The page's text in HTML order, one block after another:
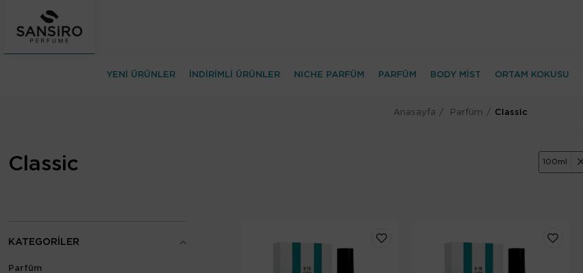
YENİ ÜRÜNLER İNDİRİMLİ ÜRÜNLER NICHE PARFÜM PARFÜM BODY MİST ORTAM KOKUSU
Anasayfa Parfüm Classic
Classic 100ml
KATEGORILER
Parfüm